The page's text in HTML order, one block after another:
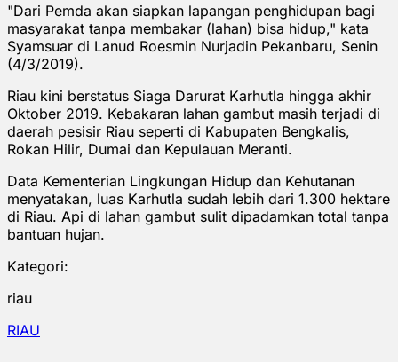
"Dari Pemda akan siapkan lapangan penghidupan bagi
masyarakat tanpa membakar (lahan) bisa hidup," kata
Syamsuar di Lanud Roesmin Nurjadin Pekanbaru, Senin
(4/3/2019).
Riau kini berstatus Siaga Darurat Karhutla hingga akhir
Oktober 2019. Kebakaran lahan gambut masih terjadi di
daerah pesisir Riau seperti di Kabupaten Bengkalis,
Rokan Hilir, Dumai dan Kepulauan Meranti.
Data Kementerian Lingkungan Hidup dan Kehutanan
menyatakan, luas Karhutla sudah lebih dari 1.300 hektare
di Riau. Api di lahan gambut sulit dipadamkan total tanpa
bantuan hujan.
Kategori:
riau
RIAU